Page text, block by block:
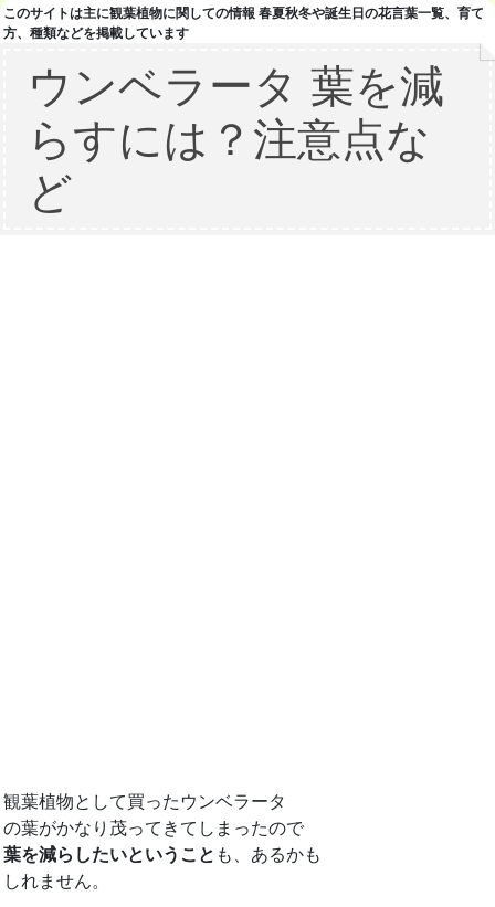
このサイトは主に観葉植物に関しての情報 春夏秋冬や誕生日の花言葉一覧、育て
方、種類などを掲載しています
ウンベラータ 葉を減
らすには？注意点な
ど
観葉植物として買ったウンベラータ
の葉がかなり茂ってきてしまったので
葉を減らしたいということ も、あるかも
しれません。